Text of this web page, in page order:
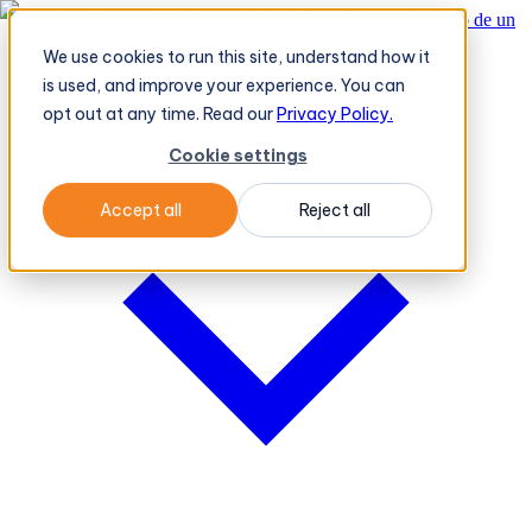
We use cookies to run this site, understand how it
is used, and improve your experience. You can
opt out at any time. Read ourPrivacy Policy.
Cookie settings
Accept all Reject all
El TeleOrder AI Agent de BeatRoute toma un pedido en vivo de un
PlataformaPlataforma